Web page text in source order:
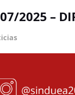
2025 –